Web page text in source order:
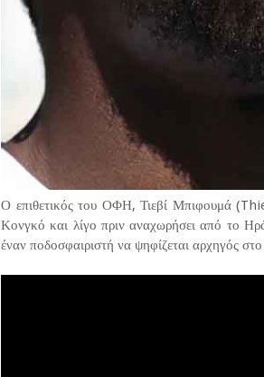
Ο επιθετικός του ΟΦΗ, Τιεβί Μπιφουμά
Κονγκό και λίγο πριν αναχωρήσει από το
έναν ποδοσφαιριστή να ψηφίζεται αρχηγός